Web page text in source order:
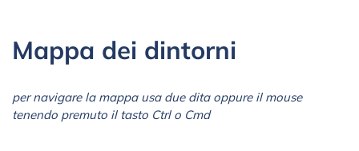
Mappa dei dintorni
per navigare la mappa usa due dita oppure il mouse
tenendo premuto il tasto Ctrl o Cmd